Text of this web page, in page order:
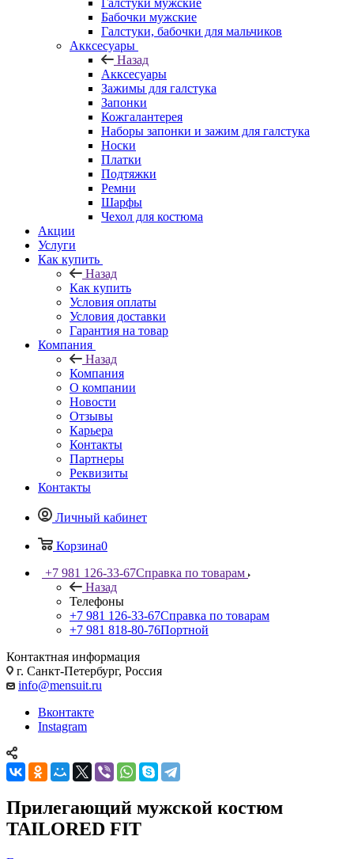
Галстуки мужские
Бабочки мужские
Галстуки, бабочки для мальчиков
Акксесуары
Назад
Акксесуары
Зажимы для галстука
Запонки
Кожгалантерея
Наборы запонки и зажим для галстука
Носки
Платки
Подтяжки
Ремни
Шарфы
Чехол для костюма
Акции
Услуги
Как купить
Назад
Как купить
Условия оплаты
Условия доставки
Гарантия на товар
Компания
Назад
Компания
О компании
Новости
Отзывы
Карьера
Контакты
Партнеры
Реквизиты
Контакты
Личный кабинет
Корзина0
+7 981 126-33-67Справка по товарам
Назад
Телефоны
+7 981 126-33-67Справка по товарам
+7 981 818-80-76Портной
Контактная информация
г. Санкт-Петербург, Россия
info@mensuit.ru
Вконтакте
Instagram
Прилегающий мужской костюм
TAILORED FIT